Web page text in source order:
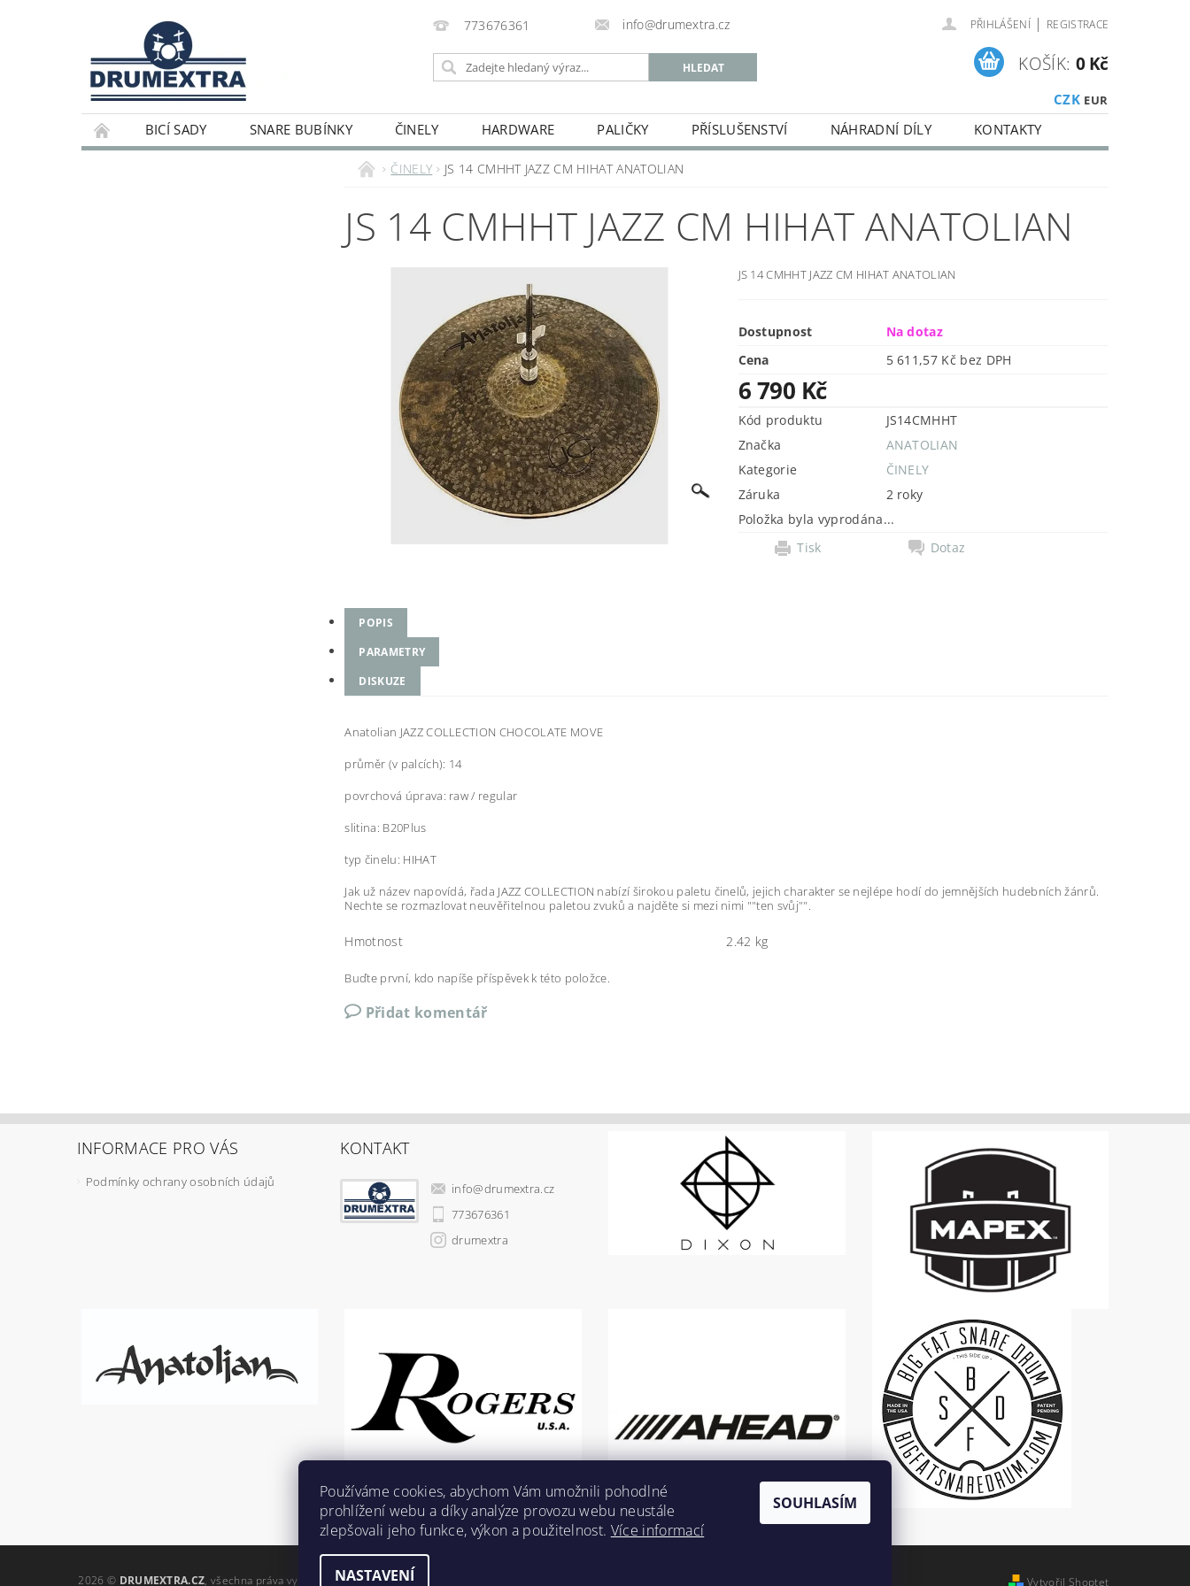
773676361 info@drumextra.cz PŘIHLÁŠENÍ | REGISTRACE
CZK EUR
KOŠÍK: 0 Kč
BICÍ SADY SNARE BUBÍNKY ČINELY HARDWARE PALIČKY PŘÍSLUŠENSTVÍ NÁHRADNÍ DÍLY KONTAKTY
ČINELY JS 14 CMHHT JAZZ CM HIHAT ANATOLIAN
JS 14 CMHHT JAZZ CM HIHAT ANATOLIAN
JS 14 CMHHT JAZZ CM HIHAT ANATOLIAN
Dostupnost
Na dotaz
Cena
5 611,57 Kč bez DPH
6 790 Kč
Kód produktu
JS14CMHHT
Značka
ANATOLIAN
Kategorie
ČINELY
Záruka
2 roky
Položka byla vyprodána...
Tisk
Dotaz
POPIS
PARAMETRY
DISKUZE
Anatolian JAZZ COLLECTION CHOCOLATE MOVE
průměr (v palcích): 14
povrchová úprava: raw / regular
slitina: B20Plus
typ činelu: HIHAT
Jak už název napovídá, řada JAZZ COLLECTION nabízí širokou paletu činelů, jejich charakter se nejlépe hodí do jemnějších hudebních žánrů.
Nechte se rozmazlovat neuvěřitelnou paletou zvuků a najděte si mezi nimi ""ten svůj"".
Hmotnost 2.42 kg
Buďte první, kdo napíše příspěvek k této položce.
Přidat komentář
INFORMACE PRO VÁS
Podmínky ochrany osobních údajů
KONTAKT
info@drumextra.cz
773676361
drumextra
2026 © DRUMEXTRA.CZ, všechna práva vyhrazena Vytvořil Shoptet
Používáme cookies, abychom Vám umožnili pohodlné
prohlížení webu a díky analýze provozu webu neustále
zlepšovali jeho funkce, výkon a použitelnost. Více informací
NASTAVENÍ
SOUHLASÍM